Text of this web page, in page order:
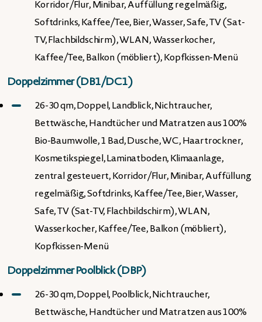
Korridor/Flur, Minibar, Auffüllung regelmäßig,
Softdrinks, Kaffee/Tee, Bier, Wasser, Safe, TV (Sat-
TV, Flachbildschirm), WLAN, Wasserkocher,
Kaffee/Tee, Balkon (möbliert), Kopfkissen-Menü
Doppelzimmer (DB1/DC1)
26-30 qm, Doppel, Landblick, Nichtraucher,
Bettwäsche, Handtücher und Matratzen aus 100%
Bio-Baumwolle, 1 Bad, Dusche, WC, Haartrockner,
Kosmetikspiegel, Laminatboden, Klimaanlage,
zentral gesteuert, Korridor/Flur, Minibar, Auffüllung
regelmäßig, Softdrinks, Kaffee/Tee, Bier, Wasser,
Safe, TV (Sat-TV, Flachbildschirm), WLAN,
Wasserkocher, Kaffee/Tee, Balkon (möbliert),
Kopfkissen-Menü
Doppelzimmer Poolblick (DBP)
26-30 qm, Doppel, Poolblick, Nichtraucher,
Bettwäsche, Handtücher und Matratzen aus 100%